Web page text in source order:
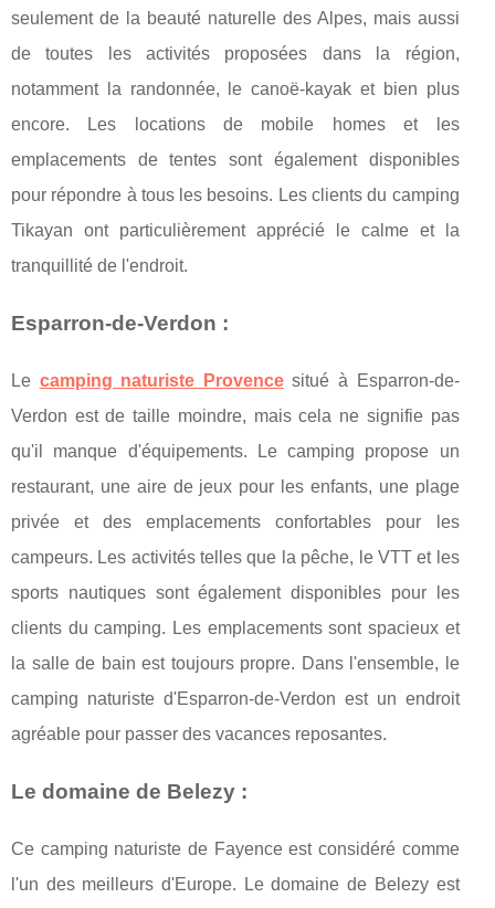
seulement de la beauté naturelle des Alpes, mais aussi
de toutes les activités proposées dans la région,
notamment la randonnée, le canoë-kayak et bien plus
encore. Les locations de mobile homes et les
emplacements de tentes sont également disponibles
pour répondre à tous les besoins. Les clients du camping
Tikayan ont particulièrement apprécié le calme et la
tranquillité de l'endroit.
Esparron-de-Verdon :
Le camping naturiste Provencesitué à Esparron-de-
Verdon est de taille moindre, mais cela ne signifie pas
qu'il manque d'équipements. Le camping propose un
restaurant, une aire de jeux pour les enfants, une plage
privée et des emplacements confortables pour les
campeurs. Les activités telles que la pêche, le VTT et les
sports nautiques sont également disponibles pour les
clients du camping. Les emplacements sont spacieux et
la salle de bain est toujours propre. Dans l'ensemble, le
camping naturiste d'Esparron-de-Verdon est un endroit
agréable pour passer des vacances reposantes.
Le domaine de Belezy :
Ce camping naturiste de Fayence est considéré comme
l'un des meilleurs d'Europe. Le domaine de Belezy est